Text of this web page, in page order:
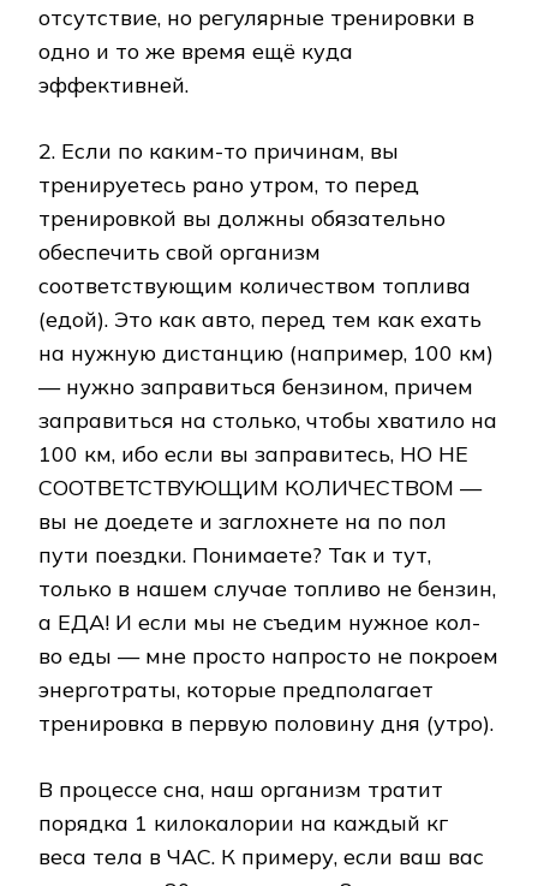
отсутствие, но регулярные тренировки в
одно и то же время ещё куда
эффективней.
2. Если по каким-то причинам, вы
тренируетесь рано утром, то перед
тренировкой вы должны обязательно
обеспечить свой организм
соответствующим количеством топлива
(едой). Это как авто, перед тем как ехать
на нужную дистанцию (например, 100 км)
— нужно заправиться бензином, причем
заправиться на столько, чтобы хватило на
100 км, ибо если вы заправитесь, НО НЕ
СООТВЕТСТВУЮЩИМ КОЛИЧЕСТВОМ —
вы не доедете и заглохнете на по пол
пути поездки. Понимаете? Так и тут,
только в нашем случае топливо не бензин,
а ЕДА! И если мы не съедим нужное кол-
во еды — мне просто напросто не покроем
энерготраты, которые предполагает
тренировка в первую половину дня (утро).
В процессе сна, наш организм тратит
порядка 1 килокалории на каждый кг
веса тела в ЧАС. К примеру, если ваш вас